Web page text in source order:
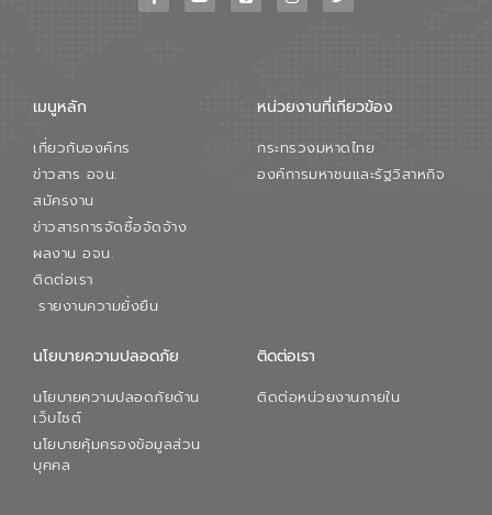
เมนูหลัก
เกี่ยวกับองค์กร
ข่าวสาร อจน.
สมัครงาน
ข่าวสารการจัดซื้อจัดจ้าง
ผลงาน อจน.
ติดต่อเรา
รายงานความยั่งยืน
หน่วยงานที่เกียวข้อง
กระทรวงมหาดไทย
องค์การมหาชนและรัฐวิสาหกิจ
นโยบายความปลอดภัย
นโยบายความปลอดภัยด้าน
เว็บไซต์
นโยบายคุ้มครองข้อมูลส่วน
บุคคล
ติดต่อเรา
ติดต่อหน่วยงานภายใน